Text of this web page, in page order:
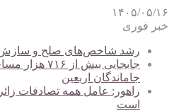
۱۴۰۵/۰۵/۱۶
خبر فوری
رشد شاخص‌های صلح و سازش
جابجایی بیش
جاماندگان اربعین
راهور: عامل همه تصادفات
است